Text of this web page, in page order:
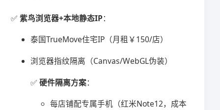
✅ ​​紫鸟浏览器+本地静态IP​​：
泰国TrueMove住宅IP（月租￥150/店）
浏览器指纹隔离（Canvas/WebGL伪装）
✅ ​​硬件隔离方案​​：
每店铺配专属手机（红米Note12，成本